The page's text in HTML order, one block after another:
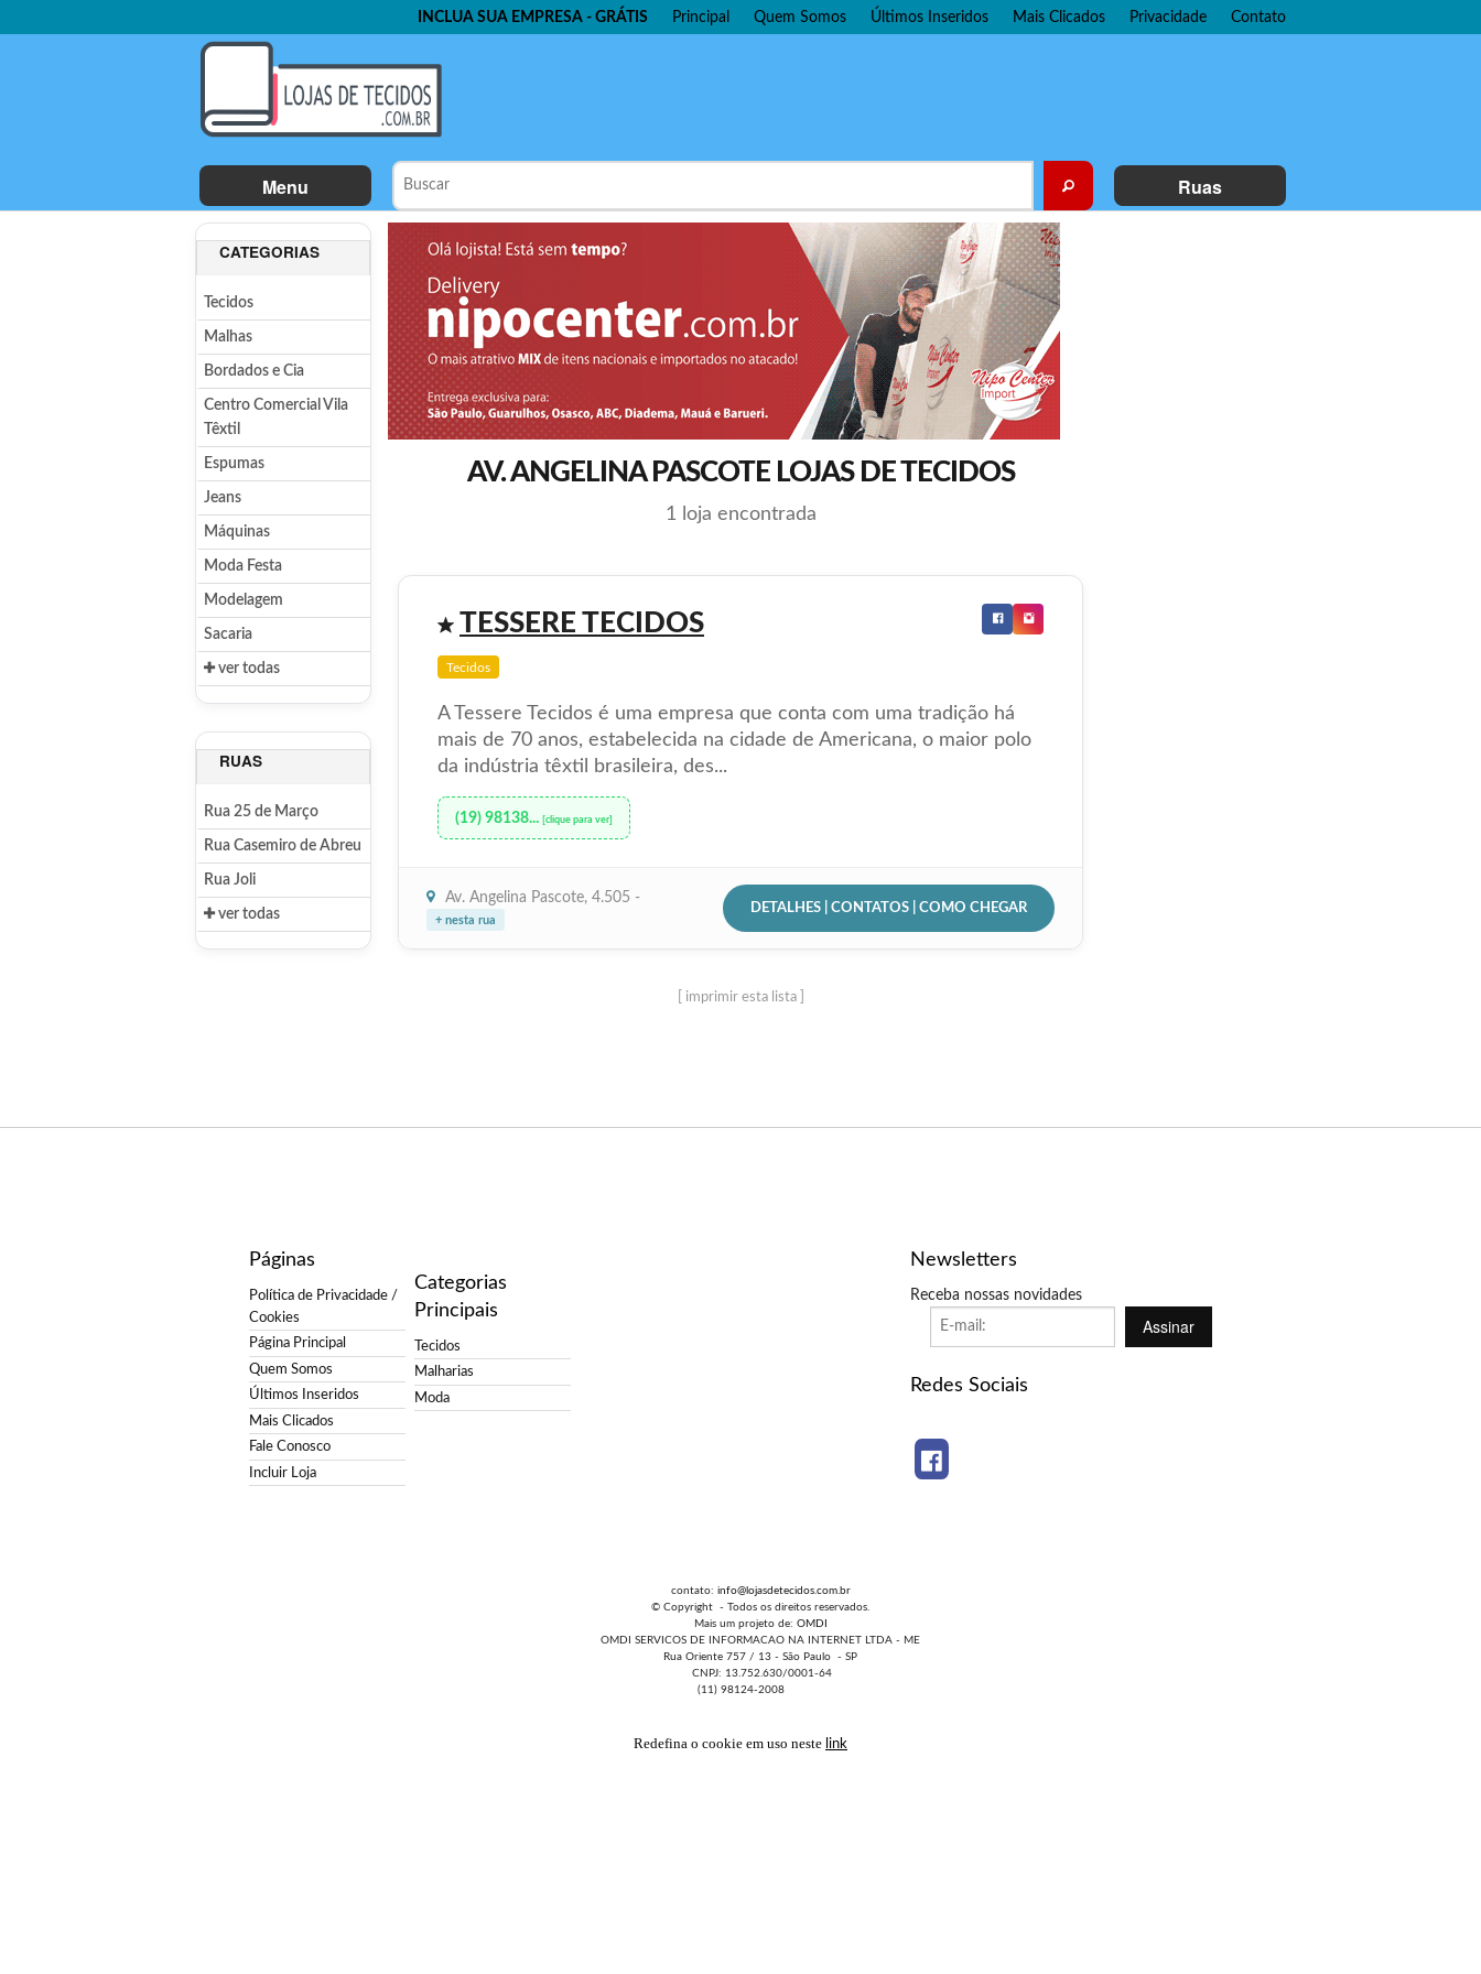
INCLUA SUA EMPRESA - GRÁTIS Principal Quem Somos Últimos Inseridos Mais Clicados Privacidade Contato
Menu Ruas
CATEGORIAS
Tecidos
Malhas
Bordados e Cia
Centro Comercial Vila
Têxtil
Espumas
Jeans
Máquinas
Moda Festa
Modelagem
Sacaria
ver todas
RUAS
Rua 25 de Março
Rua Casemiro de Abreu
Rua Joli
ver todas
AV. ANGELINA PASCOTE LOJAS DE TECIDOS
1 loja encontrada
TESSERE TECIDOS
Tecidos
A Tessere Tecidos é uma empresa que conta com uma tradição há
mais de 70 anos, estabelecida na cidade de Americana, o maior polo
da indústria têxtil brasileira, des...
(19) 98138... [clique para ver]
Av. Angelina Pascote, 4.505 -
+ nesta rua
DETALHES | CONTATOS | COMO CHEGAR
[ imprimir esta lista ]
Páginas
Política de Privacidade /
Cookies
Página Principal
Quem Somos
Últimos Inseridos
Mais Clicados
Fale Conosco
Incluir Loja
Categorias
Principais
Tecidos
Malharias
Moda
Newsletters
Receba nossas novidades
Assinar
Redes Sociais
contato: info@lojasdetecidos.com.br
© Copyright - Todos os direitos reservados.
Mais um projeto de: OMDI
OMDI SERVICOS DE INFORMACAO NA INTERNET LTDA - ME
Rua Oriente 757 / 13 - São Paulo - SP
CNPJ: 13.752.630/0001-64
(11) 98124-2008
Redefina o cookie em uso neste link